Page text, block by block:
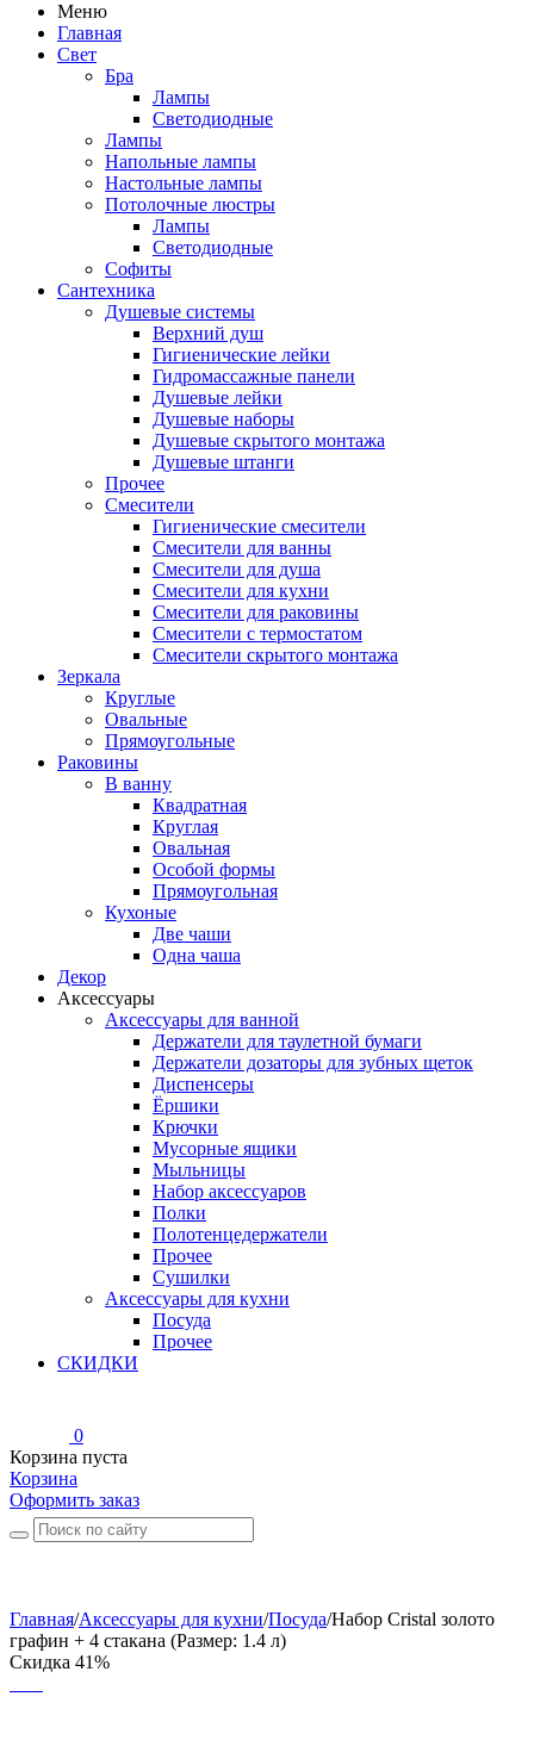
Меню
Главная
Свет
Бра
Лампы
Светодиодные
Лампы
Напольные лампы
Настольные лампы
Потолочные люстры
Лампы
Светодиодные
Софиты
Сантехника
Душевые системы
Верхний душ
Гигиенические лейки
Гидромассажные панели
Душевые лейки
Душевые наборы
Душевые скрытого монтажа
Душевые штанги
Прочее
Смесители
Гигиенические смесители
Смесители для ванны
Смесители для душа
Смесители для кухни
Смесители для раковины
Смесители с термостатом
Смесители скрытого монтажа
Зеркала
Круглые
Овальные
Прямоугольные
Раковины
В ванну
Квадратная
Круглая
Овальная
Особой формы
Прямоугольная
Кухоные
Две чаши
Одна чаша
Декор
Аксессуары
Аксессуары для ванной
Держатели для таулетной бумаги
Держатели дозаторы для зубных щеток
Диспенсеры
Ёршики
Крючки
Мусорные ящики
Мыльницы
Набор аксессуаров
Полки
Полотенцедержатели
Прочее
Сушилки
Аксессуары для кухни
Посуда
Прочее
СКИДКИ
0
Корзина пуста
Корзина
Оформить заказ
Главная/Аксессуары для кухни/Посуда/Набор Cristal золото
графин + 4 стакана (Размер: 1.4 л)
Скидка 41%